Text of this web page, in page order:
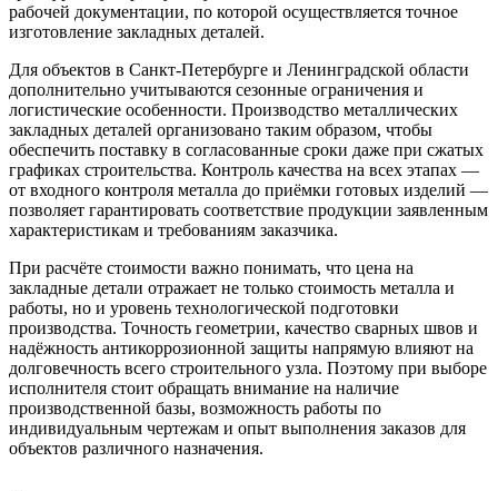
рабочей документации, по которой осуществляется точное
изготовление закладных деталей.
Для объектов в Санкт-Петербурге и Ленинградской области
дополнительно учитываются сезонные ограничения и
логистические особенности. Производство металлических
закладных деталей организовано таким образом, чтобы
обеспечить поставку в согласованные сроки даже при сжатых
графиках строительства. Контроль качества на всех этапах —
от входного контроля металла до приёмки готовых изделий —
позволяет гарантировать соответствие продукции заявленным
характеристикам и требованиям заказчика.
При расчёте стоимости важно понимать, что цена на
закладные детали отражает не только стоимость металла и
работы, но и уровень технологической подготовки
производства. Точность геометрии, качество сварных швов и
надёжность антикоррозионной защиты напрямую влияют на
долговечность всего строительного узла. Поэтому при выборе
исполнителя стоит обращать внимание на наличие
производственной базы, возможность работы по
индивидуальным чертежам и опыт выполнения заказов для
объектов различного назначения.